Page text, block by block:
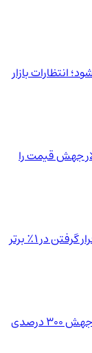
انتظارات بازار
آیا عبور از ۰.۰۷۲ دلار جهش قیمت را
به‌روزرسانی لیست ثروتمندان ریپل؛ برای قرار گرفتن در ۱٪ برتر
آرژانتین به نیمه‌نهایی رسید؛ توکن ARG با جهش ۳۰۰ درصدی